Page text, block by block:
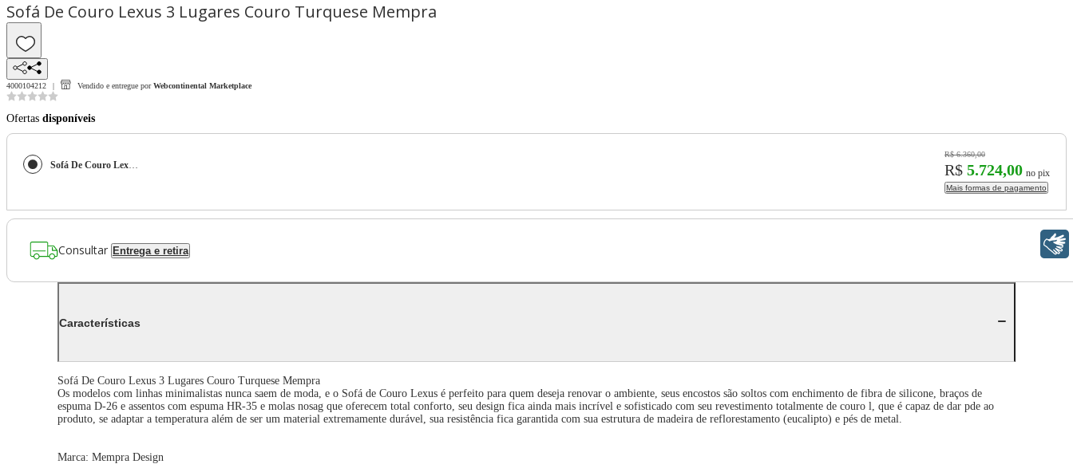
Sofá De Couro Lexus 3 Lugares Couro Turquese Mempra
4000104212 Vendido e entregue por Webcontinental Marketplace
Ofertas disponíveis
Sofá De Couro Lexus 3 Lugares Couro Turquese Mempra
R$ 6.360,00
R$ 5.724,00 no pix
Mais formas de pagamento
Consultar Entrega e retira
Características
Sofá De Couro Lexus 3 Lugares Couro Turquese Mempra
Os modelos com linhas minimalistas nunca saem de moda, e o Sofá de Couro Lexus é perfeito para quem deseja renovar o ambiente, seus encostos são soltos com enchimento de fibra de silicone, braços de
espuma D-26 e assentos com espuma HR-35 e molas nosag que oferecem total conforto, seu design fica ainda mais incrível e sofisticado com seu revestimento totalmente de couro l, que é capaz de dar pde ao
produto, se adaptar a temperatura além de ser um material extremamente durável, sua resistência fica garantida com sua estrutura de madeira de reflorestamento (eucalipto) e pés de metal.
Marca: Mempra Design